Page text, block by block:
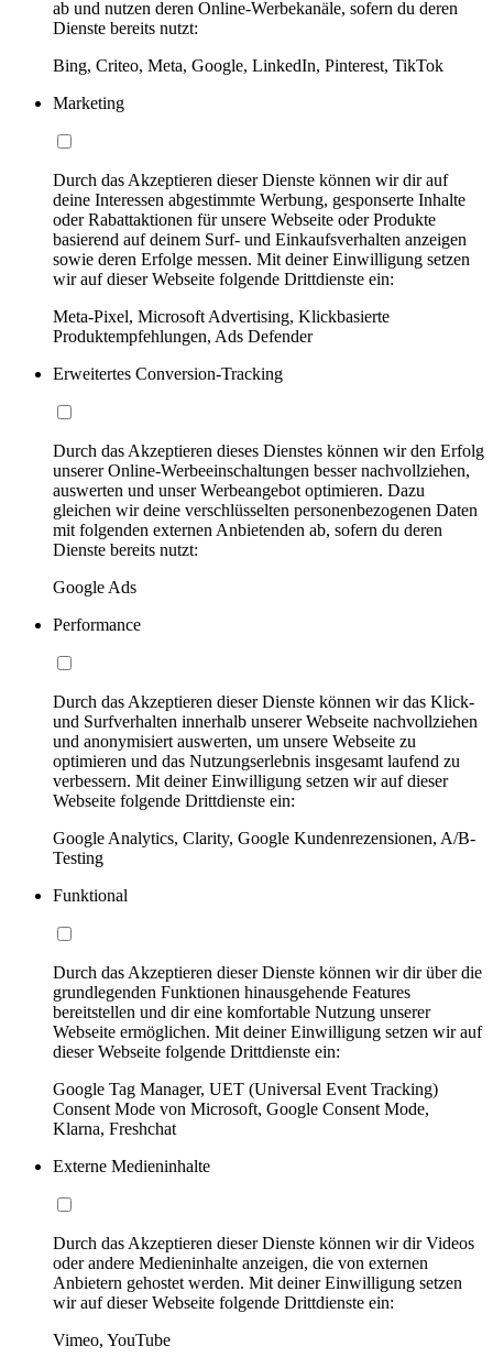
ab und nutzen deren Online-Werbekanäle, sofern du deren
Dienste bereits nutzt:
Bing, Criteo, Meta, Google, LinkedIn, Pinterest, TikTok
Marketing
Durch das Akzeptieren dieser Dienste können wir dir auf
deine Interessen abgestimmte Werbung, gesponserte Inhalte
oder Rabattaktionen für unsere Webseite oder Produkte
basierend auf deinem Surf- und Einkaufsverhalten anzeigen
sowie deren Erfolge messen. Mit deiner Einwilligung setzen
wir auf dieser Webseite folgende Drittdienste ein:
Meta-Pixel, Microsoft Advertising, Klickbasierte
Produktempfehlungen, Ads Defender
Erweitertes Conversion-Tracking
Durch das Akzeptieren dieses Dienstes können wir den Erfolg
unserer Online-Werbeeinschaltungen besser nachvollziehen,
auswerten und unser Werbeangebot optimieren. Dazu
gleichen wir deine verschlüsselten personenbezogenen Daten
mit folgenden externen Anbietenden ab, sofern du deren
Dienste bereits nutzt:
Google Ads
Performance
Durch das Akzeptieren dieser Dienste können wir das Klick-
und Surfverhalten innerhalb unserer Webseite nachvollziehen
und anonymisiert auswerten, um unsere Webseite zu
optimieren und das Nutzungserlebnis insgesamt laufend zu
verbessern. Mit deiner Einwilligung setzen wir auf dieser
Webseite folgende Drittdienste ein:
Google Analytics, Clarity, Google Kundenrezensionen, A/B-
Testing
Funktional
Durch das Akzeptieren dieser Dienste können wir dir über die
grundlegenden Funktionen hinausgehende Features
bereitstellen und dir eine komfortable Nutzung unserer
Webseite ermöglichen. Mit deiner Einwilligung setzen wir auf
dieser Webseite folgende Drittdienste ein:
Google Tag Manager, UET (Universal Event Tracking)
Consent Mode von Microsoft, Google Consent Mode,
Klarna, Freshchat
Externe Medieninhalte
Durch das Akzeptieren dieser Dienste können wir dir Videos
oder andere Medieninhalte anzeigen, die von externen
Anbietern gehostet werden. Mit deiner Einwilligung setzen
wir auf dieser Webseite folgende Drittdienste ein:
Vimeo, YouTube